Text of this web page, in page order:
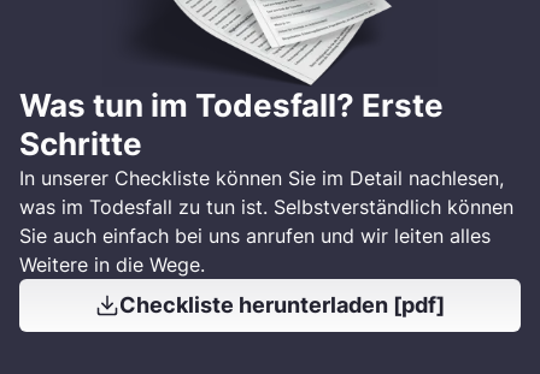
Was tun im Todesfall? Erste
Schritte
In unserer Checkliste können Sie im Detail nachlesen,
was im Todesfall zu tun ist. Selbstverständlich können
Sie auch einfach bei uns anrufen und wir leiten alles
Weitere in die Wege.
Checkliste herunterladen [pdf]